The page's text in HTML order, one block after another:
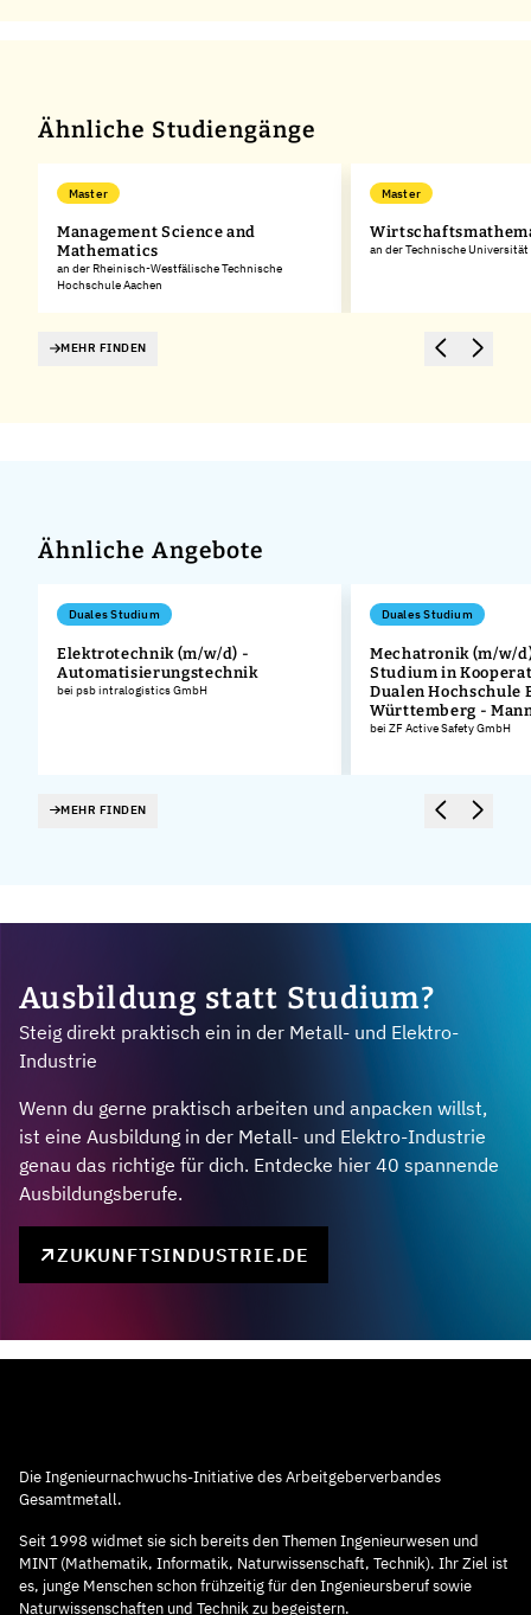
Ähnliche Studiengänge
Master
Management Science and
Mathematics
an der Rheinisch-Westfälische Technische
Hochschule Aachen
Master
an der Technische
MEHR FINDEN
Ähnliche Angebote
Duales Studium
Elektrotechnik (m/w/d) -
Automatisierungstechnik
bei psb intralogistics GmbH
Duales Studium
Mechatronik (m/w/
Studium in
Dualen Hochschule
Württemberg -
bei ZF Active Safety GmbH
MEHR FINDEN
Ausbildung statt Studium?
Steig direkt praktisch ein in der Metall- und Elektro-
Industrie
Wenn du gerne praktisch arbeiten und anpacken willst,
ist eine Ausbildung in der Metall- und Elektro-Industrie
genau das richtige für dich. Entdecke hier 40 spannende
Ausbildungsberufe.
ZUKUNFTSINDUSTRIE.DE
Die Ingenieurnachwuchs-Initiative des Arbeitgeberverbandes
Gesamtmetall.
Seit 1998 widmet sie sich bereits den Themen Ingenieurwesen und
MINT (Mathematik, Informatik, Naturwissenschaft, Technik). Ihr Ziel ist
es, junge Menschen schon frühzeitig für den Ingenieursberuf sowie
Naturwissenschaften und Technik zu begeistern.